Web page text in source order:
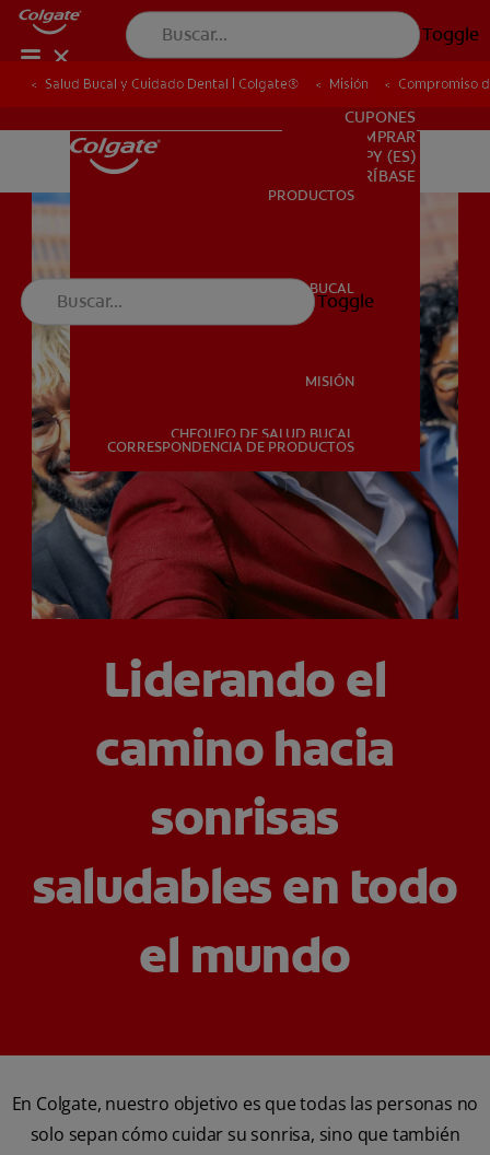
Toggle
PRODUCTOS
SALUD BUCAL
MISIÓN
CHEQUEO DE SALUD BUCAL
CORRESPONDENCIA DE PRODUCTOS
DONDE COMPRAR
PARA PROFESIONALES
CUPONES
DONDE COMPRAR
PY (ES)
SUSCRÍBASE
PRODUCTOS
SALUD BUCAL
MISIÓN
CHEQUEO DE SALUD BUCAL
CORRESPONDENCIA DE PRODUCTOS
Toggle
Salud Bucal y Cuidado Dental | Colgate® Misión Compromiso
Salud Bucal y Cuidado Dental | Colgate® Misión Compromiso
Liderando el
camino hacia
sonrisas
saludables en todo
el mundo
En Colgate, nuestro objetivo es que todas las personas no
solo sepan cómo cuidar su sonrisa, sino que también